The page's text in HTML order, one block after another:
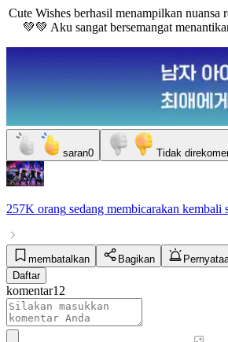
Cute Wishes berhasil menampilkan nuansa
💚💚 Aku sangat bersemangat
saran0 Tidak
257K orang sedang membicarakan kembali
membatalkan Bagikan
Daftar
komentar12